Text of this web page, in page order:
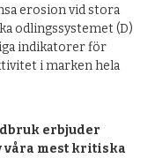
erosion vid stora
odlingssystemet (D)
indikatorer för
i marken hela
erbjuder
mest kritiska